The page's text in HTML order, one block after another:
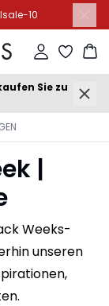
10
Einloggen
Sie zu
|
Weeks-
unseren